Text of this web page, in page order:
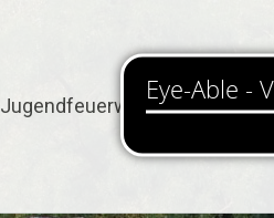
Jugendfeuerwehr